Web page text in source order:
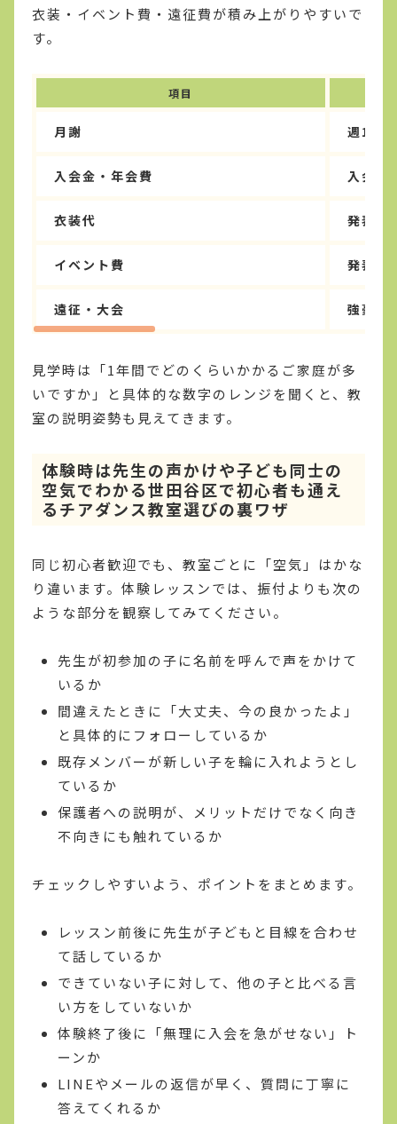
衣装・イベント費・遠征費が積み上がりやすいで
す。
項目
月謝 週1レ
入会金・年会費 入会時
衣装代 発表会
イベント費 発表会
遠征・大会 強豪チ
見学時は「1年間でどのくらいかかるご家庭が多
いですか」と具体的な数字のレンジを聞くと、教
室の説明姿勢も見えてきます。
体験時は先生の声かけや子ども同士の
空気でわかる世田谷区で初心者も通え
るチアダンス教室選びの裏ワザ
同じ初心者歓迎でも、教室ごとに「空気」はかな
り違います。体験レッスンでは、振付よりも次の
ような部分を観察してみてください。
先生が初参加の子に名前を呼んで声をかけて
いるか
間違えたときに「大丈夫、今の良かったよ」
と具体的にフォローしているか
既存メンバーが新しい子を輪に入れようとし
ているか
保護者への説明が、メリットだけでなく向き
不向きにも触れているか
チェックしやすいよう、ポイントをまとめます。
レッスン前後に先生が子どもと目線を合わせ
て話しているか
できていない子に対して、他の子と比べる言
い方をしていないか
体験終了後に「無理に入会を急がせない」ト
ーンか
LINEやメールの返信が早く、質問に丁寧に
答えてくれるか